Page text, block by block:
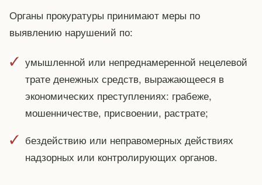
Органы прокуратуры принимают меры по
выявлению нарушений по:
умышленной или непреднамеренной нецелевой
трате денежных средств, выражающееся в
экономических преступлениях: грабеже,
мошенничестве, присвоении, растрате;
бездействию или неправомерных действиях
надзорных или контролирующих органов.